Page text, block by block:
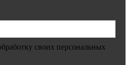
своих персональных